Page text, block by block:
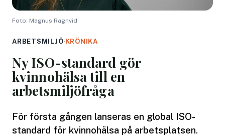
Foto: Magnus Ragnvid
ARBETSMILJÖ· KRÖNIKA
Ny ISO-standard gör
kvinnohälsa till en
arbetsmiljöfråga
För första gången lanseras en global ISO-
standard för kvinnohälsa på arbetsplatsen.